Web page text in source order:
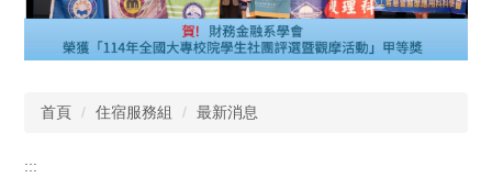
首頁 住宿服務組 最新消息
:::